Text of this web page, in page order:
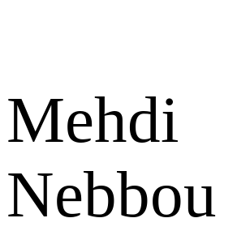
Mehdi
Nebbou